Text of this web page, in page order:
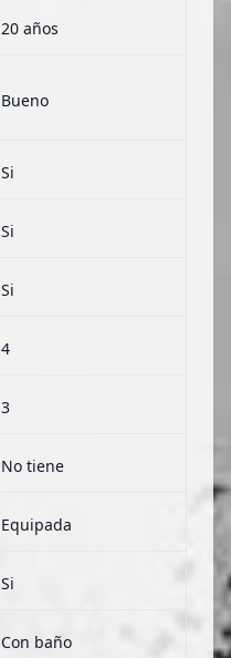
20 años
Bueno
Si
Si
Si
4
3
No tiene
Equipada
Si
Con baño